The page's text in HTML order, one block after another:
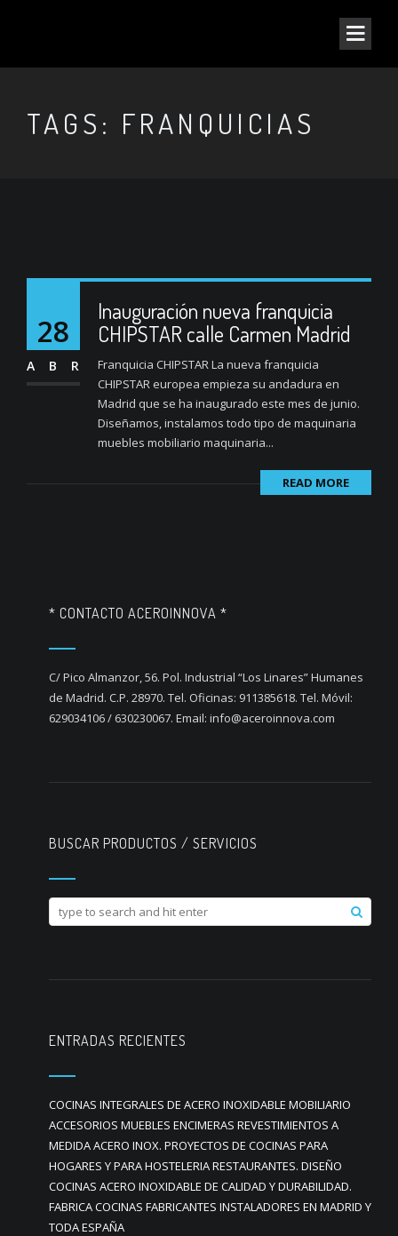
TAGS: FRANQUICIAS
28
ABR
Inauguración nueva franquicia
CHIPSTAR calle Carmen Madrid
Franquicia CHIPSTAR La nueva franquicia
CHIPSTAR europea empieza su andadura en
Madrid que se ha inaugurado este mes de junio.
Diseñamos, instalamos todo tipo de maquinaria
muebles mobiliario maquinaria...
READ MORE
* CONTACTO ACEROINNOVA *
C/ Pico Almanzor, 56. Pol. Industrial “Los Linares” Humanes
de Madrid. C.P. 28970. Tel. Oficinas: 911385618. Tel. Móvil:
629034106 / 630230067. Email: info@aceroinnova.com
BUSCAR PRODUCTOS / SERVICIOS
ENTRADAS RECIENTES
COCINAS INTEGRALES DE ACERO INOXIDABLE MOBILIARIO
ACCESORIOS MUEBLES ENCIMERAS REVESTIMIENTOS A
MEDIDA ACERO INOX. PROYECTOS DE COCINAS PARA
HOGARES Y PARA HOSTELERIA RESTAURANTES. DISEÑO
COCINAS ACERO INOXIDABLE DE CALIDAD Y DURABILIDAD.
FABRICA COCINAS FABRICANTES INSTALADORES EN MADRID Y
TODA ESPAÑA